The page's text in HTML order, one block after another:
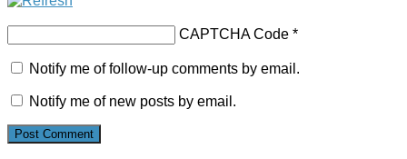
CAPTCHA Code *
Notify me of follow-up comments by email.
Notify me of new posts by email.